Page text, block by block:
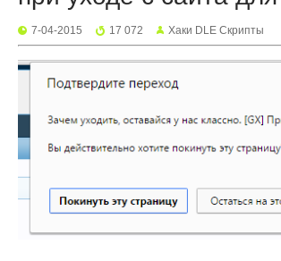
7-04-2015 17 072 Хаки DLE Скрипты